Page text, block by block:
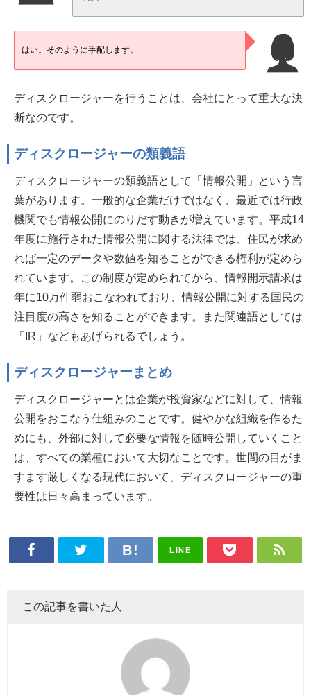
はい。そのように手配します。
ディスクロージャーを行うことは、会社にとって重大な決
断なのです。
ディスクロージャーの類義語
ディスクロージャーの類義語として「情報公開」という言
葉があります。一般的な企業だけではなく、最近では行政
機関でも情報公開にのりだす動きが増えています。平成14
年度に施行された情報公開に関する法律では、住民が求め
れば一定のデータや数値を知ることができる権利が定めら
れています。この制度が定められてから、情報開示請求は
年に10万件弱おこなわれており、情報公開に対する国民の
注目度の高さを知ることができます。また関連語としては
「IR」などもあげられるでしょう。
ディスクロージャーまとめ
ディスクロージャーとは企業が投資家などに対して、情報
公開をおこなう仕組みのことです。健やかな組織を作るた
めにも、外部に対して必要な情報を随時公開していくこと
は、すべての業種において大切なことです。世間の目がま
すます厳しくなる現代において、ディスクロージャーの重
要性は日々高まっています。
LINE
この記事を書いた人